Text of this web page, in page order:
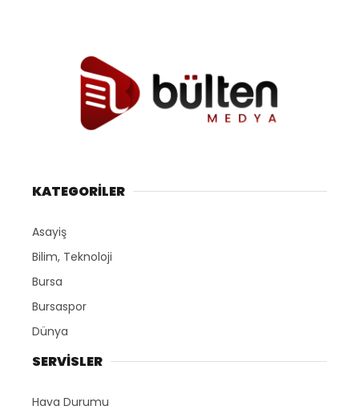
KATEGORİLER
Asayiş
Bilim, Teknoloji
Bursa
Bursaspor
Dünya
SERVİSLER
Hava Durumu